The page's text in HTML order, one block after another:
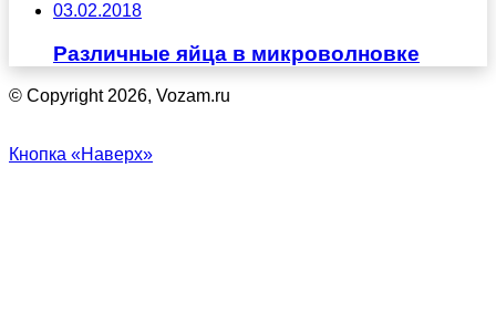
03.02.2018
Различные яйца в микроволновке
© Copyright 2026, Vozam.ru
Кнопка «Наверх»